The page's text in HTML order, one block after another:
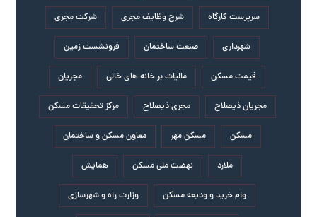
سرپرست کارگاه شرح وظایف مجری شرکت مجری
شهرداری صنعت ساختمان فرونشست زمین
قیمت مسکن مالیات بر خانه های خالی مجریان
مجریان ذیصلاح مجری ذیصلاح مرکز تحقیقات مسکن
مسکن مسکن مهر معاون مسکن و ساختمان
ملارد نهضت ملی مسکن همایش
وام خرید و ودیعه مسکن وزارت راه و شهرسازی